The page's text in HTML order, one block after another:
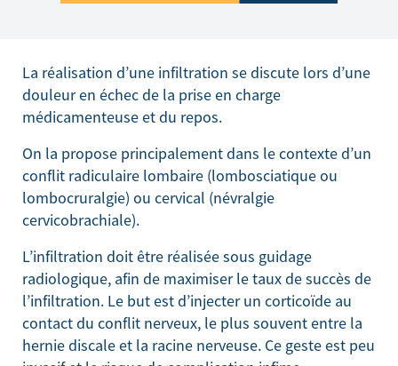
La réalisation d’une infiltration se discute lors d’une
douleur en échec de la prise en charge
médicamenteuse et du repos.
On la propose principalement dans le contexte d’un
conflit radiculaire lombaire (lombosciatique ou
lombocruralgie) ou cervical (névralgie
cervicobrachiale).
L’infiltration doit être réalisée sous guidage
radiologique, afin de maximiser le taux de succès de
l’infiltration. Le but est d’injecter un corticoïde au
contact du conflit nerveux, le plus souvent entre la
hernie discale et la racine nerveuse. Ce geste est peu